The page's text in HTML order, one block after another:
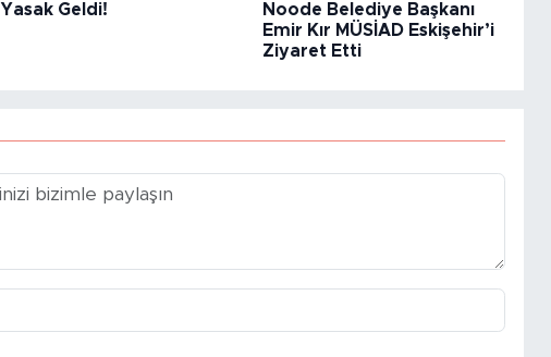
Yasak Geldi!
Noode Belediye Başkanı
Emir Kır MÜSİAD Eskişehir’i
Ziyaret Etti